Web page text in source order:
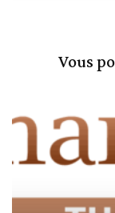
Vous